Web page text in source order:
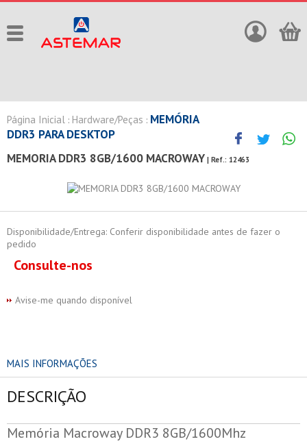
Página Inicial : Hardware/Peças : MEMÓRIA
DDR3 PARA DESKTOP
MEMORIA DDR3 8GB/1600 MACROWAY | Ref.: 12463
Disponibilidade/Entrega: Conferir disponibilidade antes de fazer o
pedido
Consulte-nos
Avise-me quando disponível
MAIS INFORMAÇÕES
DESCRIÇÃO
Memória Macroway DDR3 8GB/1600Mhz